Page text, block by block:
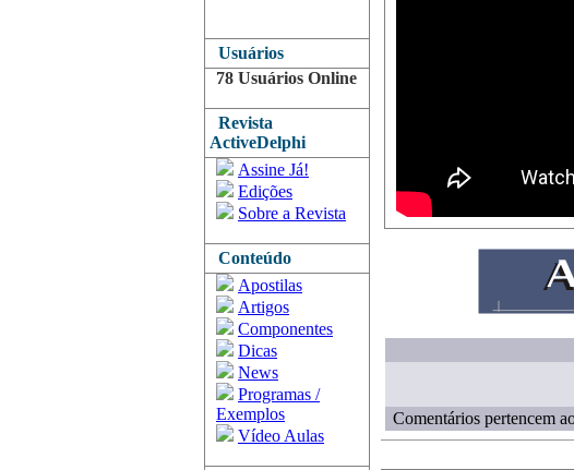
Usuários
78 Usuários Online
Revista
ActiveDelphi
Assine Já!
Edições
Sobre a Revista
Conteúdo
Apostilas
Artigos
Componentes
Dicas
News
Programas /
Exemplos
Vídeo Aulas
Comentários pertencem